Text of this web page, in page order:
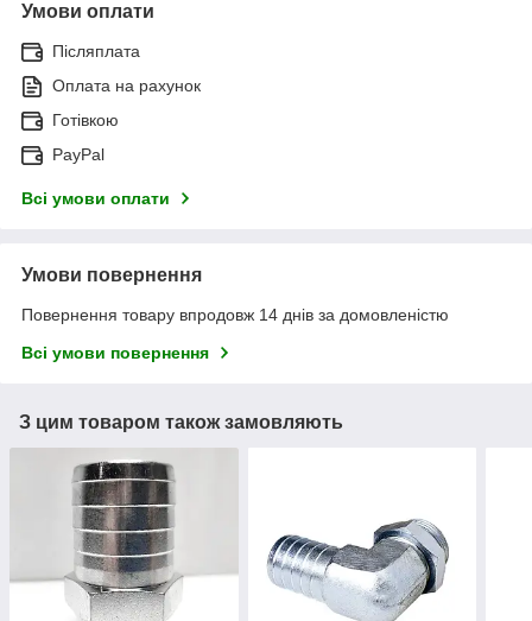
Умови оплати
Післяплата
Оплата на рахунок
Готівкою
PayPal
Всі умови оплати
Умови повернення
Повернення товару впродовж 14 днів за домовленістю
Всі умови повернення
З цим товаром також замовляють